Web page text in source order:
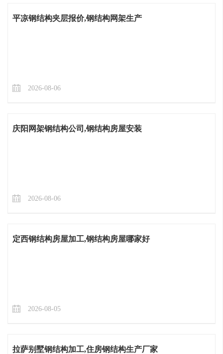
平凉钢结构夹层报价,钢结构网架生产
2026-08-06
庆阳网架钢结构公司,钢结构房屋安装
2026-08-06
定西钢结构房屋加工,钢结构房屋哪家好
2026-08-05
拉萨别墅钢结构加工,住房钢结构生产厂家